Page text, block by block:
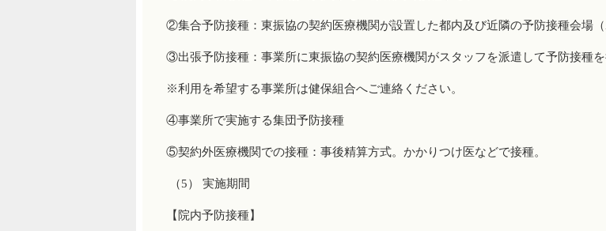
②集合予防接種：東振協の契約医療機関が設置した都内及び近隣の予防接種会場（
③出張予防接種：事業所に東振協の契約医療機関がスタッフを派遣して予防接種を
※利用を希望する事業所は健保組合へご連絡ください。
④事業所で実施する集団予防接種
⑤契約外医療機関での接種：事後精算方式。かかりつけ医などで接種。
（5） 実施期間
【院内予防接種】